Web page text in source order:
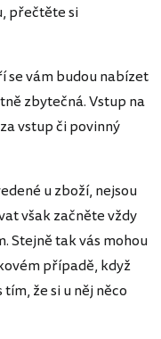
přečtěte si
se vám budou nabízet
zbytečná. Vstup na
vstup či povinný
u zboží, nejsou
však začněte vždy
Stejně tak vás mohou
případě, když
že si u něj něco